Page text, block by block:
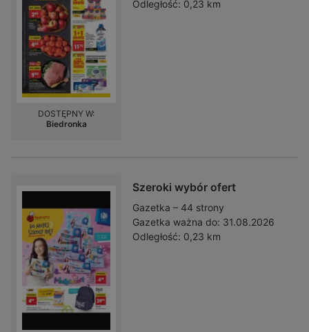
Odległość: 0,23 km
DOSTĘPNY W:
Biedronka
Szeroki wybór ofert
Gazetka – 44 strony
Gazetka ważna do: 31.08.2026
Odległość: 0,23 km